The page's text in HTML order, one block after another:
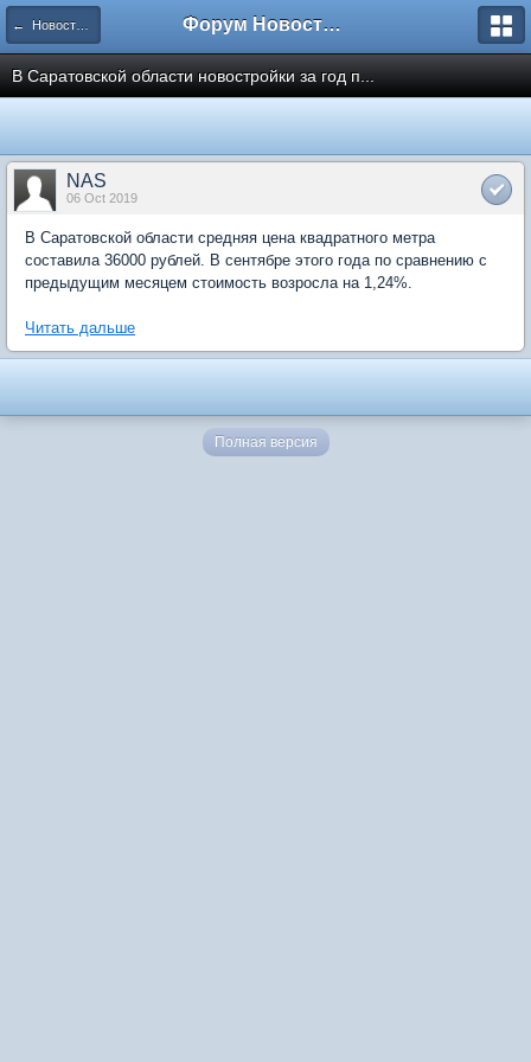
← Новости рынка недвижимости Форум Новостройки
В Саратовской области новостройки за год п...
NAS
06 Oct 2019
В Саратовской области средняя цена квадратного метра
составила 36000 рублей. В сентябре этого года по сравнению с
предыдущим месяцем стоимость возросла на 1,24%.
Читать дальше
Полная версия